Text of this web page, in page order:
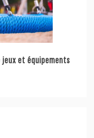
jeux et équipements